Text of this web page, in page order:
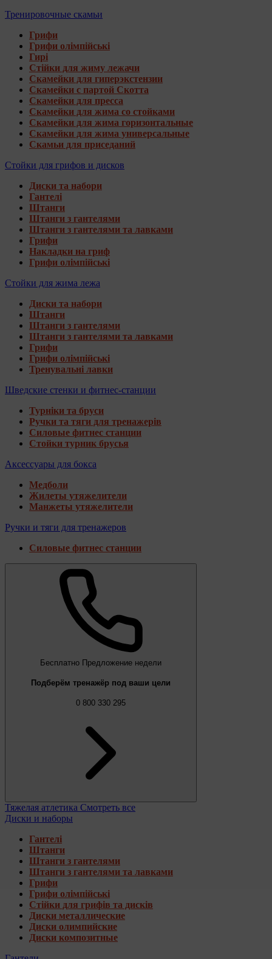
Тренировочные скамьи
Грифи
Грифи олімпійські
Гирі
Стійки для жиму лежачи
Скамейки для гиперэкстензии
Скамейки с партой Скотта
Скамейки для пресса
Скамейки для жима со стойками
Скамейки для жима горизонтальные
Скамейки для жима универсальные
Скамьи для приседаний
Стойки для грифов и дисков
Диски та набори
Гантелі
Штанги
Штанги з гантелями
Штанги з гантелями та лавками
Грифи
Накладки на гриф
Грифи олімпійські
Стойки для жима лежа
Диски та набори
Штанги
Штанги з гантелями
Штанги з гантелями та лавками
Грифи
Грифи олімпійські
Тренувальні лавки
Шведские стенки и фитнес-станции
Турніки та бруси
Ручки та тяги для тренажерів
Силовые фитнес станции
Стойки турник брусья
Аксессуары для бокса
Медболи
Жилеты утяжелители
Манжеты утяжелители
Ручки и тяги для тренажеров
Силовые фитнес станции
Бесплатно Предложение недели
Подберём тренажёр под ваши цели
0 800 330 295
Тяжелая атлетика Смотреть все
Диски и наборы
Гантелі
Штанги
Штанги з гантелями
Штанги з гантелями та лавками
Грифи
Грифи олімпійські
Стійки для грифів та дисків
Диски металлические
Диски олимпийские
Диски композитные